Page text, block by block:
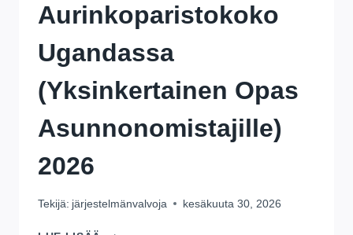
Aurinkoparistokoko
Ugandassa
(Yksinkertainen Opas
Asunnonomistajille)
2026
Tekijä: järjestelmänvalvoja kesäkuuta 30, 2026